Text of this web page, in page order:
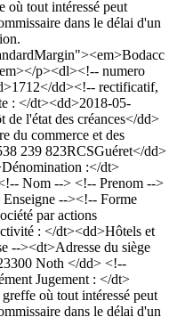
où tout intéressé peut
dans le délai d'un
p><dl><!-- numero
dd><!-- rectificatif,
: </dt><dd>2018-05-
l'état des créances</dd>
du commerce et des
239 823RCSGuéret</dd>
:</dt>
Nom --> <!-- Prenom -->
--><!-- Forme
par actions
: </dt><dd>Hôtels et
--><dt>Adresse du siège
Noth </dd> <!--
Jugement : </dt>
où tout intéressé peut
dans le délai d'un